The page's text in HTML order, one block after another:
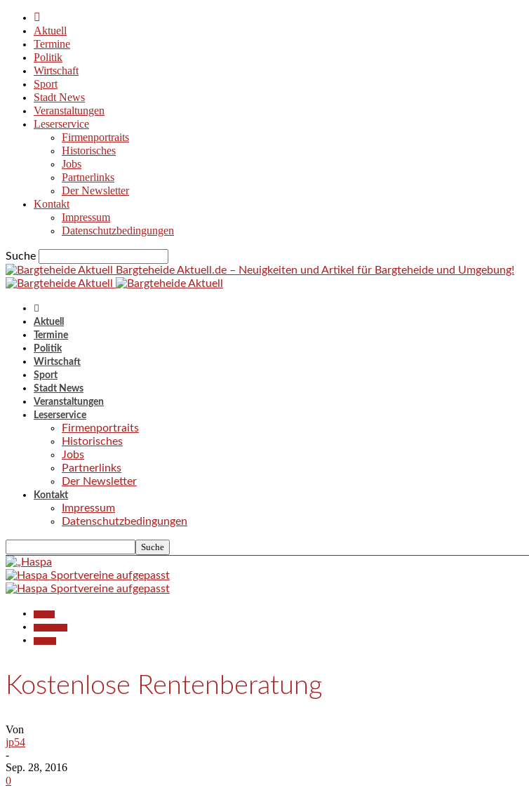
Aktuell
Termine
Politik
Wirtschaft
Sport
Stadt News
Veranstaltungen
Leserservice
Firmenportraits
Historisches
Jobs
Partnerlinks
Der Newsletter
Kontakt
Impressum
Datenschutzbedingungen
Suche
Bargteheide Aktuell.de – Neuigkeiten und Artikel für Bargteheide und Umgebung!
Aktuell
Termine
Politik
Wirtschaft
Sport
Stadt News
Veranstaltungen
Leserservice
Firmenportraits
Historisches
Jobs
Partnerlinks
Der Newsletter
Kontakt
Impressum
Datenschutzbedingungen
Kostenlose Rentenberatung
Von
jp54
-
Sep. 28, 2016
0